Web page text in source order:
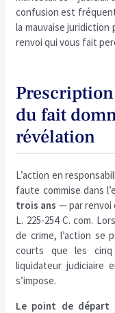
confusion est
la mauvaise juridiction
renvoi qui vous fait
du fait
révélation
L’action en
faute commise dans
trois ans — par renvoi
L. 225-254 C. com.
de crime, l’action se
courts que les cinq
liquidateur judiciaire
s’impose.
Le point de départ